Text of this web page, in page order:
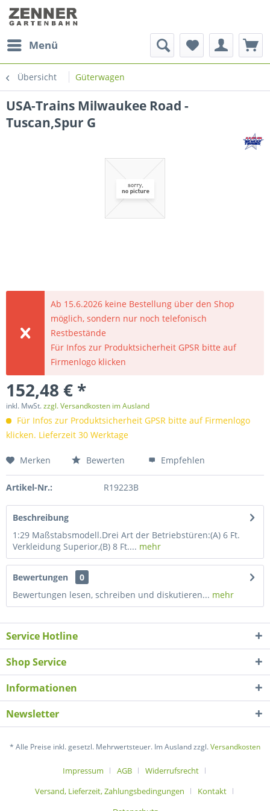
Menü
Übersicht Güterwagen
USA-Trains Milwaukee Road -
Tuscan,Spur G
Ab 15.6.2026 keine Bestellung über den Shop
möglich, sondern nur noch telefonisch
Restbestände
Für Infos zur Produktsicherheit GPSR bitte auf
Firmenlogo klicken
152,48 € *
inkl. MwSt.zzgl. Versandkosten im Ausland
Für Infos zur Produktsicherheit GPSR bitte auf Firmenlogo
klicken. Lieferzeit 30 Werktage
Merken Bewerten Empfehlen
Artikel-Nr.: R19223B
Beschreibung
1:29 Maßstabsmodell.Drei Art der Betriebstüren:(A) 6 Ft.
Verkleidung Superior,(B) 8 Ft.... mehr
Bewertungen
0
Bewertungen lesen, schreiben und diskutieren... mehr
Service Hotline
Shop Service
Informationen
Newsletter
* Alle Preise inkl. gesetzl. Mehrwertsteuer. Im Ausland zzgl.Versandkosten
Impressum AGB
Widerrufsrecht
Versand, Lieferzeit, Zahlungsbedingungen
Kontakt